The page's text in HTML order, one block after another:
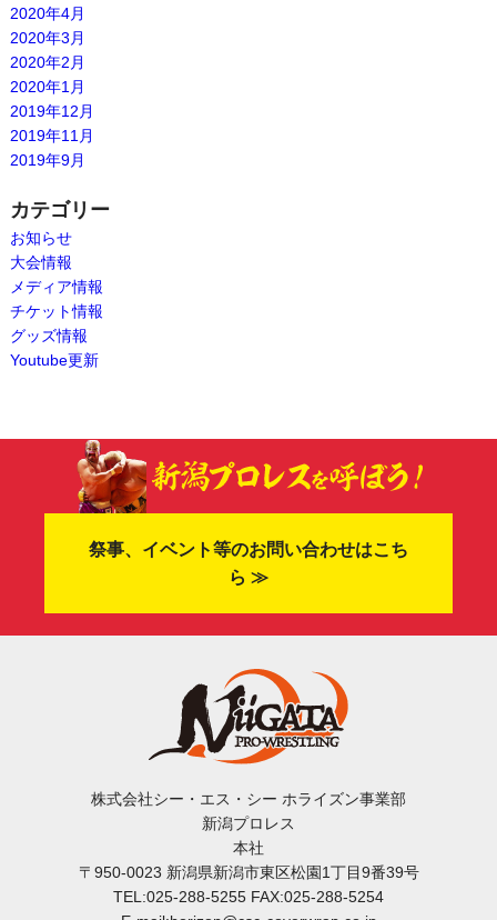
2020年4月
2020年3月
2020年2月
2020年1月
2019年12月
2019年11月
2019年9月
カテゴリー
お知らせ
大会情報
メディア情報
チケット情報
グッズ情報
Youtube更新
祭事、イベント等のお問い合わせはこち
ら ≫
株式会社シー・エス・シー ホライズン事業部
新潟プロレス
本社
〒950-0023 新潟県新潟市東区松園1丁目9番39号
TEL:025-288-5255 FAX:025-288-5254